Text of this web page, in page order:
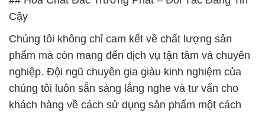
Cậy
Chúng tôi không chỉ cam kết về chất lượng sản
phẩm mà còn mang đến dịch vụ tận tâm và chuyên
nghiệp. Đội ngũ chuyên gia giàu kinh nghiệm của
chúng tôi luôn sẵn sàng lắng nghe và tư vấn cho
khách hàng về cách sử dụng sản phẩm một cách